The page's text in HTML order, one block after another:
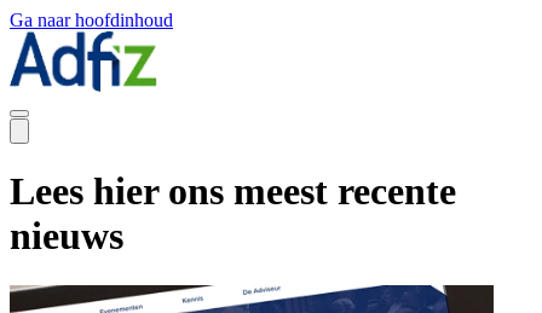
Ga naar hoofdinhoud
Lees hier ons meest recente
nieuws